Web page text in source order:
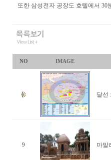
또한 삼성전자 공장도 호텔에서 30
NO IMAGE
달선
9 마말